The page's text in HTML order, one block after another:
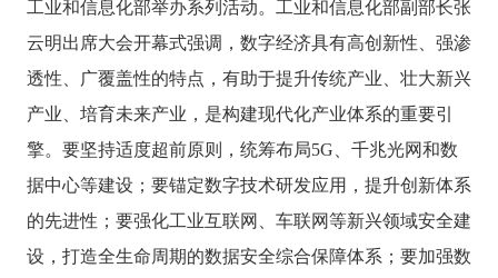
工业和信息化部举办系列活动。工业和信息化部副部长张
云明出席大会开幕式强调，数字经济具有高创新性、强渗
透性、广覆盖性的特点，有助于提升传统产业、壮大新兴
产业、培育未来产业，是构建现代化产业体系的重要引
擎。要坚持适度超前原则，统筹布局5G、千兆光网和数
据中心等建设；要锚定数字技术研发应用，提升创新体系
的先进性；要强化工业互联网、车联网等新兴领域安全建
设，打造全生命周期的数据安全综合保障体系；要加强数